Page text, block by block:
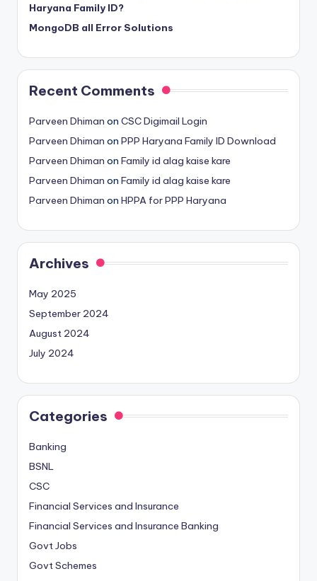
Haryana Family ID?
MongoDB all Error Solutions
Recent Comments
Parveen Dhiman on CSC Digimail Login
Parveen Dhiman on PPP Haryana Family ID Download
Parveen Dhiman on Family id alag kaise kare
Parveen Dhiman on Family id alag kaise kare
Parveen Dhiman on HPPA for PPP Haryana
Archives
May 2025
September 2024
August 2024
July 2024
Categories
Banking
BSNL
CSC
Financial Services and Insurance
Financial Services and Insurance Banking
Govt Jobs
Govt Schemes